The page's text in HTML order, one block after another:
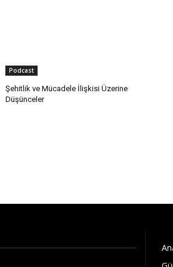
Podcast
Şehitlik ve Mücadele İlişkisi Üzerine
Düşünceler